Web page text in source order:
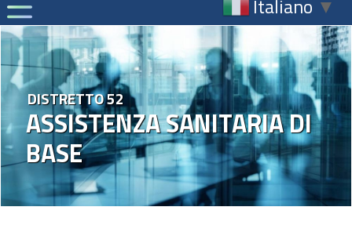
Italiano ▼
ASSISTENZA SANITARIA DI
BASE
DISTRETTO 52